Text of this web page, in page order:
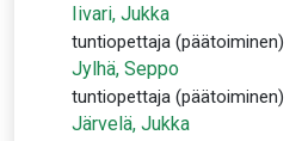
Iivari, Jukka
tuntiopettaja (päätoiminen)
Jylhä, Seppo
tuntiopettaja (päätoiminen)
Järvelä, Jukka